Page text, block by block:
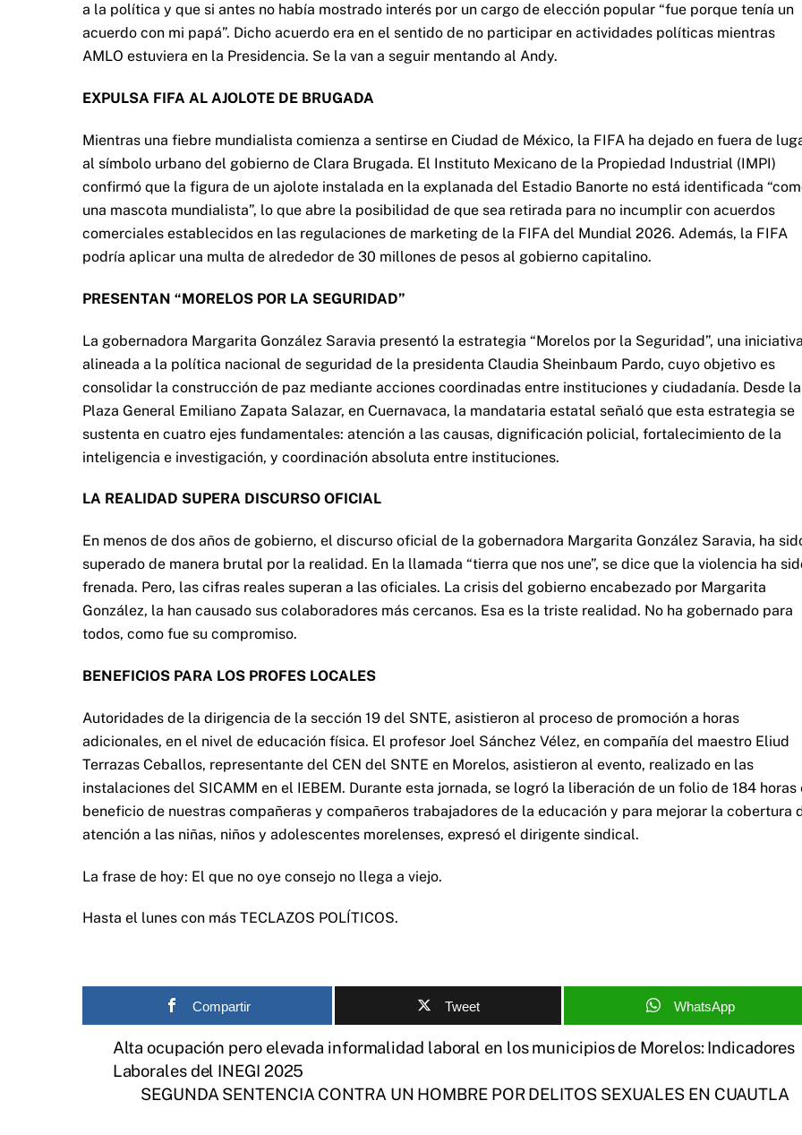
a la política y que si antes no había mostrado interés por un cargo de elección popular “fue porque tenía un
acuerdo con mi papá”. Dicho acuerdo era en el sentido de no participar en actividades políticas mientras
AMLO estuviera en la Presidencia. Se la van a seguir mentando al Andy.
EXPULSA FIFA AL AJOLOTE DE BRUGADA
Mientras una fiebre mundialista comienza a sentirse en Ciudad de México, la FIFA ha dejado en fuera de
al símbolo urbano del gobierno de Clara Brugada. El Instituto Mexicano de la Propiedad Industrial (IMPI)
confirmó que la figura de un ajolote instalada en la explanada del Estadio Banorte no está identificada
una mascota mundialista”, lo que abre la posibilidad de que sea retirada para no incumplir con acuerdos
comerciales establecidos en las regulaciones de marketing de la FIFA del Mundial 2026. Además, la FIFA
podría aplicar una multa de alrededor de 30 millones de pesos al gobierno capitalino.
PRESENTAN “MORELOS POR LA SEGURIDAD”
La gobernadora Margarita González Saravia presentó la estrategia “Morelos por la Seguridad”, una iniciativa
alineada a la política nacional de seguridad de la presidenta Claudia Sheinbaum Pardo, cuyo objetivo es
consolidar la construcción de paz mediante acciones coordinadas entre instituciones y ciudadanía. Desde la
Plaza General Emiliano Zapata Salazar, en Cuernavaca, la mandataria estatal señaló que esta estrategia se
sustenta en cuatro ejes fundamentales: atención a las causas, dignificación policial, fortalecimiento de la
inteligencia e investigación, y coordinación absoluta entre instituciones.
LA REALIDAD SUPERA DISCURSO OFICIAL
En menos de dos años de gobierno, el discurso oficial de la gobernadora Margarita González Saravia, ha
superado de manera brutal por la realidad. En la llamada “tierra que nos une”, se dice que la violencia ha
frenada. Pero, las cifras reales superan a las oficiales. La crisis del gobierno encabezado por Margarita
González, la han causado sus colaboradores más cercanos. Esa es la triste realidad. No ha gobernado para
todos, como fue su compromiso.
BENEFICIOS PARA LOS PROFES LOCALES
Autoridades de la dirigencia de la sección 19 del SNTE, asistieron al proceso de promoción a horas
adicionales, en el nivel de educación física. El profesor Joel Sánchez Vélez, en compañía del maestro Eliud
Terrazas Ceballos, representante del CEN del SNTE en Morelos, asistieron al evento, realizado en las
instalaciones del SICAMM en el IEBEM. Durante esta jornada, se logró la liberación de un folio de 184 horas
beneficio de nuestras compañeras y compañeros trabajadores de la educación y para mejorar la cobertura
atención a las niñas, niños y adolescentes morelenses, expresó el dirigente sindical.
La frase de hoy: El que no oye consejo no llega a viejo.
Hasta el lunes con más TECLAZOS POLÍTICOS.
Compartir Tweet WhatsApp
Alta ocupación pero elevada informalidad laboral en los municipios de Morelos: Indicadores
Laborales del INEGI 2025
SEGUNDA SENTENCIA CONTRA UN HOMBRE POR DELITOS SEXUALES EN CUAUTLA